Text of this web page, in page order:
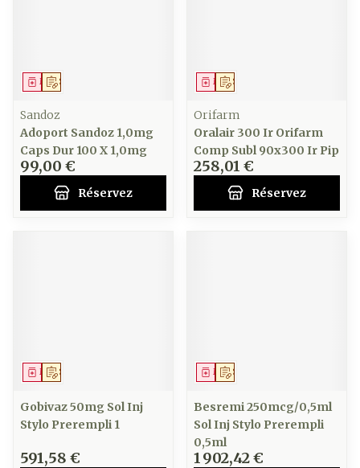
Sur prescription
Médicament
Sandoz
Adoport Sandoz 1,0mg
Caps Dur 100 X 1,0mg
99,00 €
Réservez
Sur prescription
Médicament
Orifarm
Oralair 300 Ir Orifarm
Comp Subl 90x300 Ir Pip
258,01 €
Réservez
Sur prescription
Médicament
Gobivaz 50mg Sol Inj
Stylo Prerempli 1
591,58 €
Sur prescription
Médicament
Besremi 250mcg/0,5ml
Sol Inj Stylo Prerempli
0,5ml
1 902,42 €